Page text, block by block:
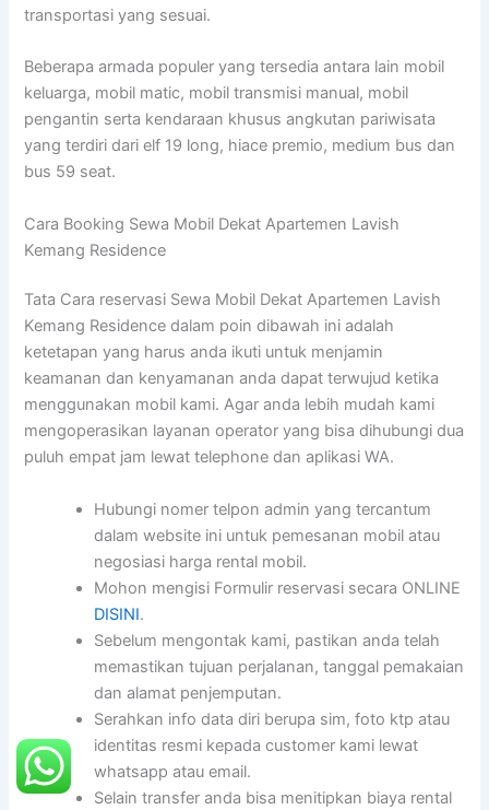
transportasi yang sesuai.
Beberapa armada populer yang tersedia antara lain mobil
keluarga, mobil matic, mobil transmisi manual, mobil
pengantin serta kendaraan khusus angkutan pariwisata
yang terdiri dari elf 19 long, hiace premio, medium bus dan
bus 59 seat.
Cara Booking Sewa Mobil Dekat Apartemen Lavish
Kemang Residence
Tata Cara reservasi Sewa Mobil Dekat Apartemen Lavish
Kemang Residence dalam poin dibawah ini adalah
ketetapan yang harus anda ikuti untuk menjamin
keamanan dan kenyamanan anda dapat terwujud ketika
menggunakan mobil kami. Agar anda lebih mudah kami
mengoperasikan layanan operator yang bisa dihubungi dua
puluh empat jam lewat telephone dan aplikasi WA.
Hubungi nomer telpon admin yang tercantum
dalam website ini untuk pemesanan mobil atau
negosiasi harga rental mobil.
Mohon mengisi Formulir reservasi secara ONLINE
DISINI.
Sebelum mengontak kami, pastikan anda telah
memastikan tujuan perjalanan, tanggal pemakaian
dan alamat penjemputan.
Serahkan info data diri berupa sim, foto ktp atau
identitas resmi kepada customer kami lewat
whatsapp atau email.
Selain transfer anda bisa menitipkan biaya rental